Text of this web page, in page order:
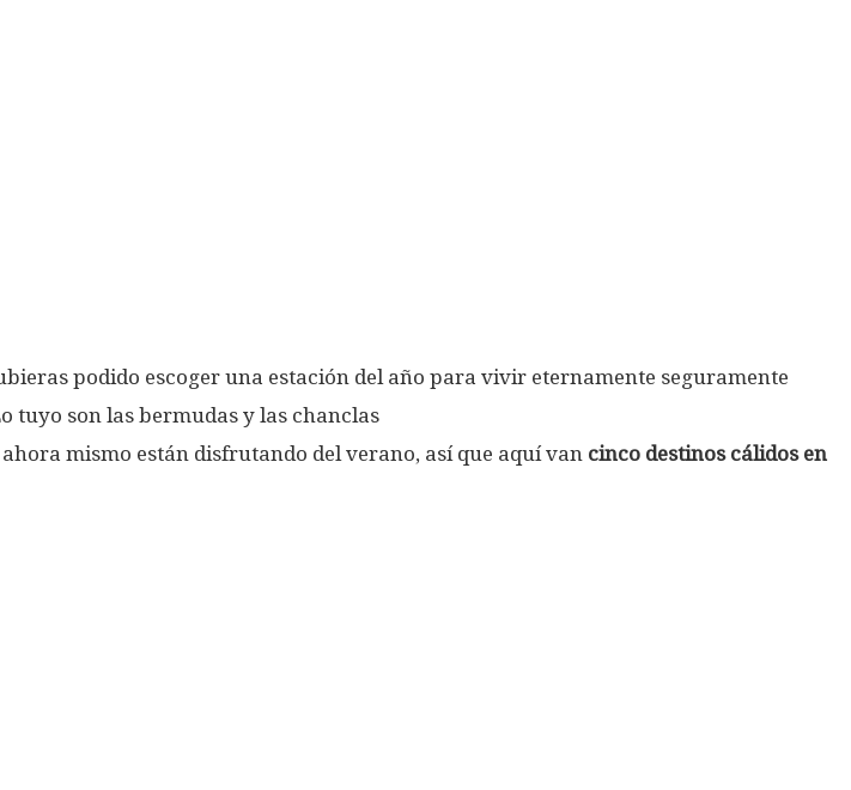
podido escoger una estación del año para vivir eternamente seguramente
tuyo son las bermudas y las chanclas
mismo están disfrutando del verano, así que aquí van cinco destinos cálidos en